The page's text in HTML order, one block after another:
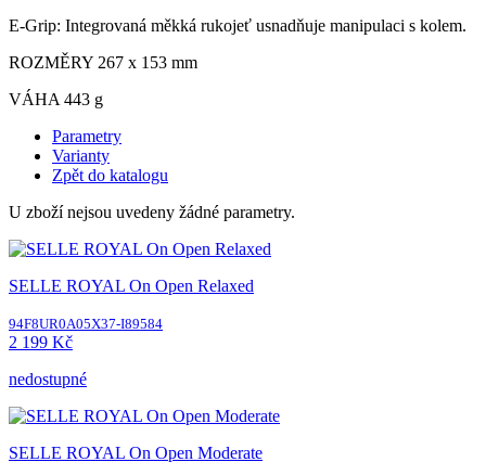
E-Grip: Integrovaná měkká rukojeť usnadňuje manipulaci s kolem.
ROZMĚRY 267 x 153 mm
VÁHA 443 g
Parametry
Varianty
Zpět do katalogu
U zboží nejsou uvedeny žádné parametry.
SELLE ROYAL On Open Relaxed
94F8UR0A05X37-I89584
2 199 Kč
nedostupné
SELLE ROYAL On Open Moderate